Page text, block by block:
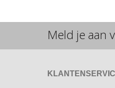
Meld je aan